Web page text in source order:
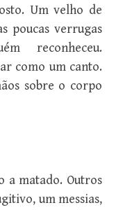
Um velho de
poucas verrugas
reconheceu.
como um canto.
sobre o corpo
a matado. Outros
um messias,